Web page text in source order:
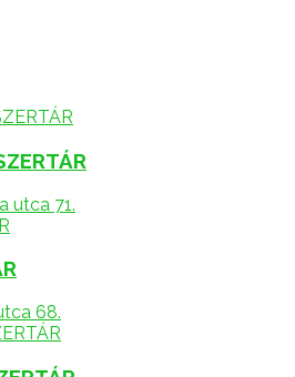
utca 71.
68.